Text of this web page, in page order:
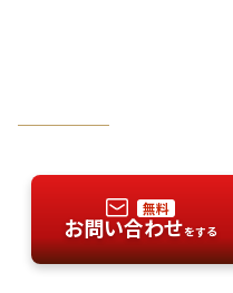
お問い合わせをする
無料